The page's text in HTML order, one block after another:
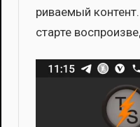
ри­ва­е­мый
стар­те